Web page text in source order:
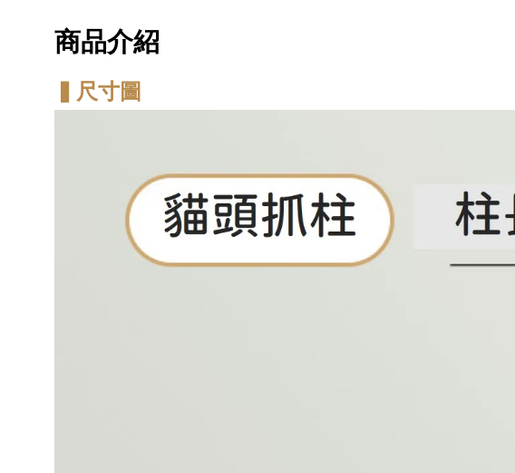
尿除臭 日本專利柿子單
寧 真正薰衣草香調
NT$ 370
- +
加入購物車
商品介紹
▍尺寸圖